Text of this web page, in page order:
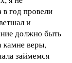
в год провели
и
должно быть
камне веры,
займемся